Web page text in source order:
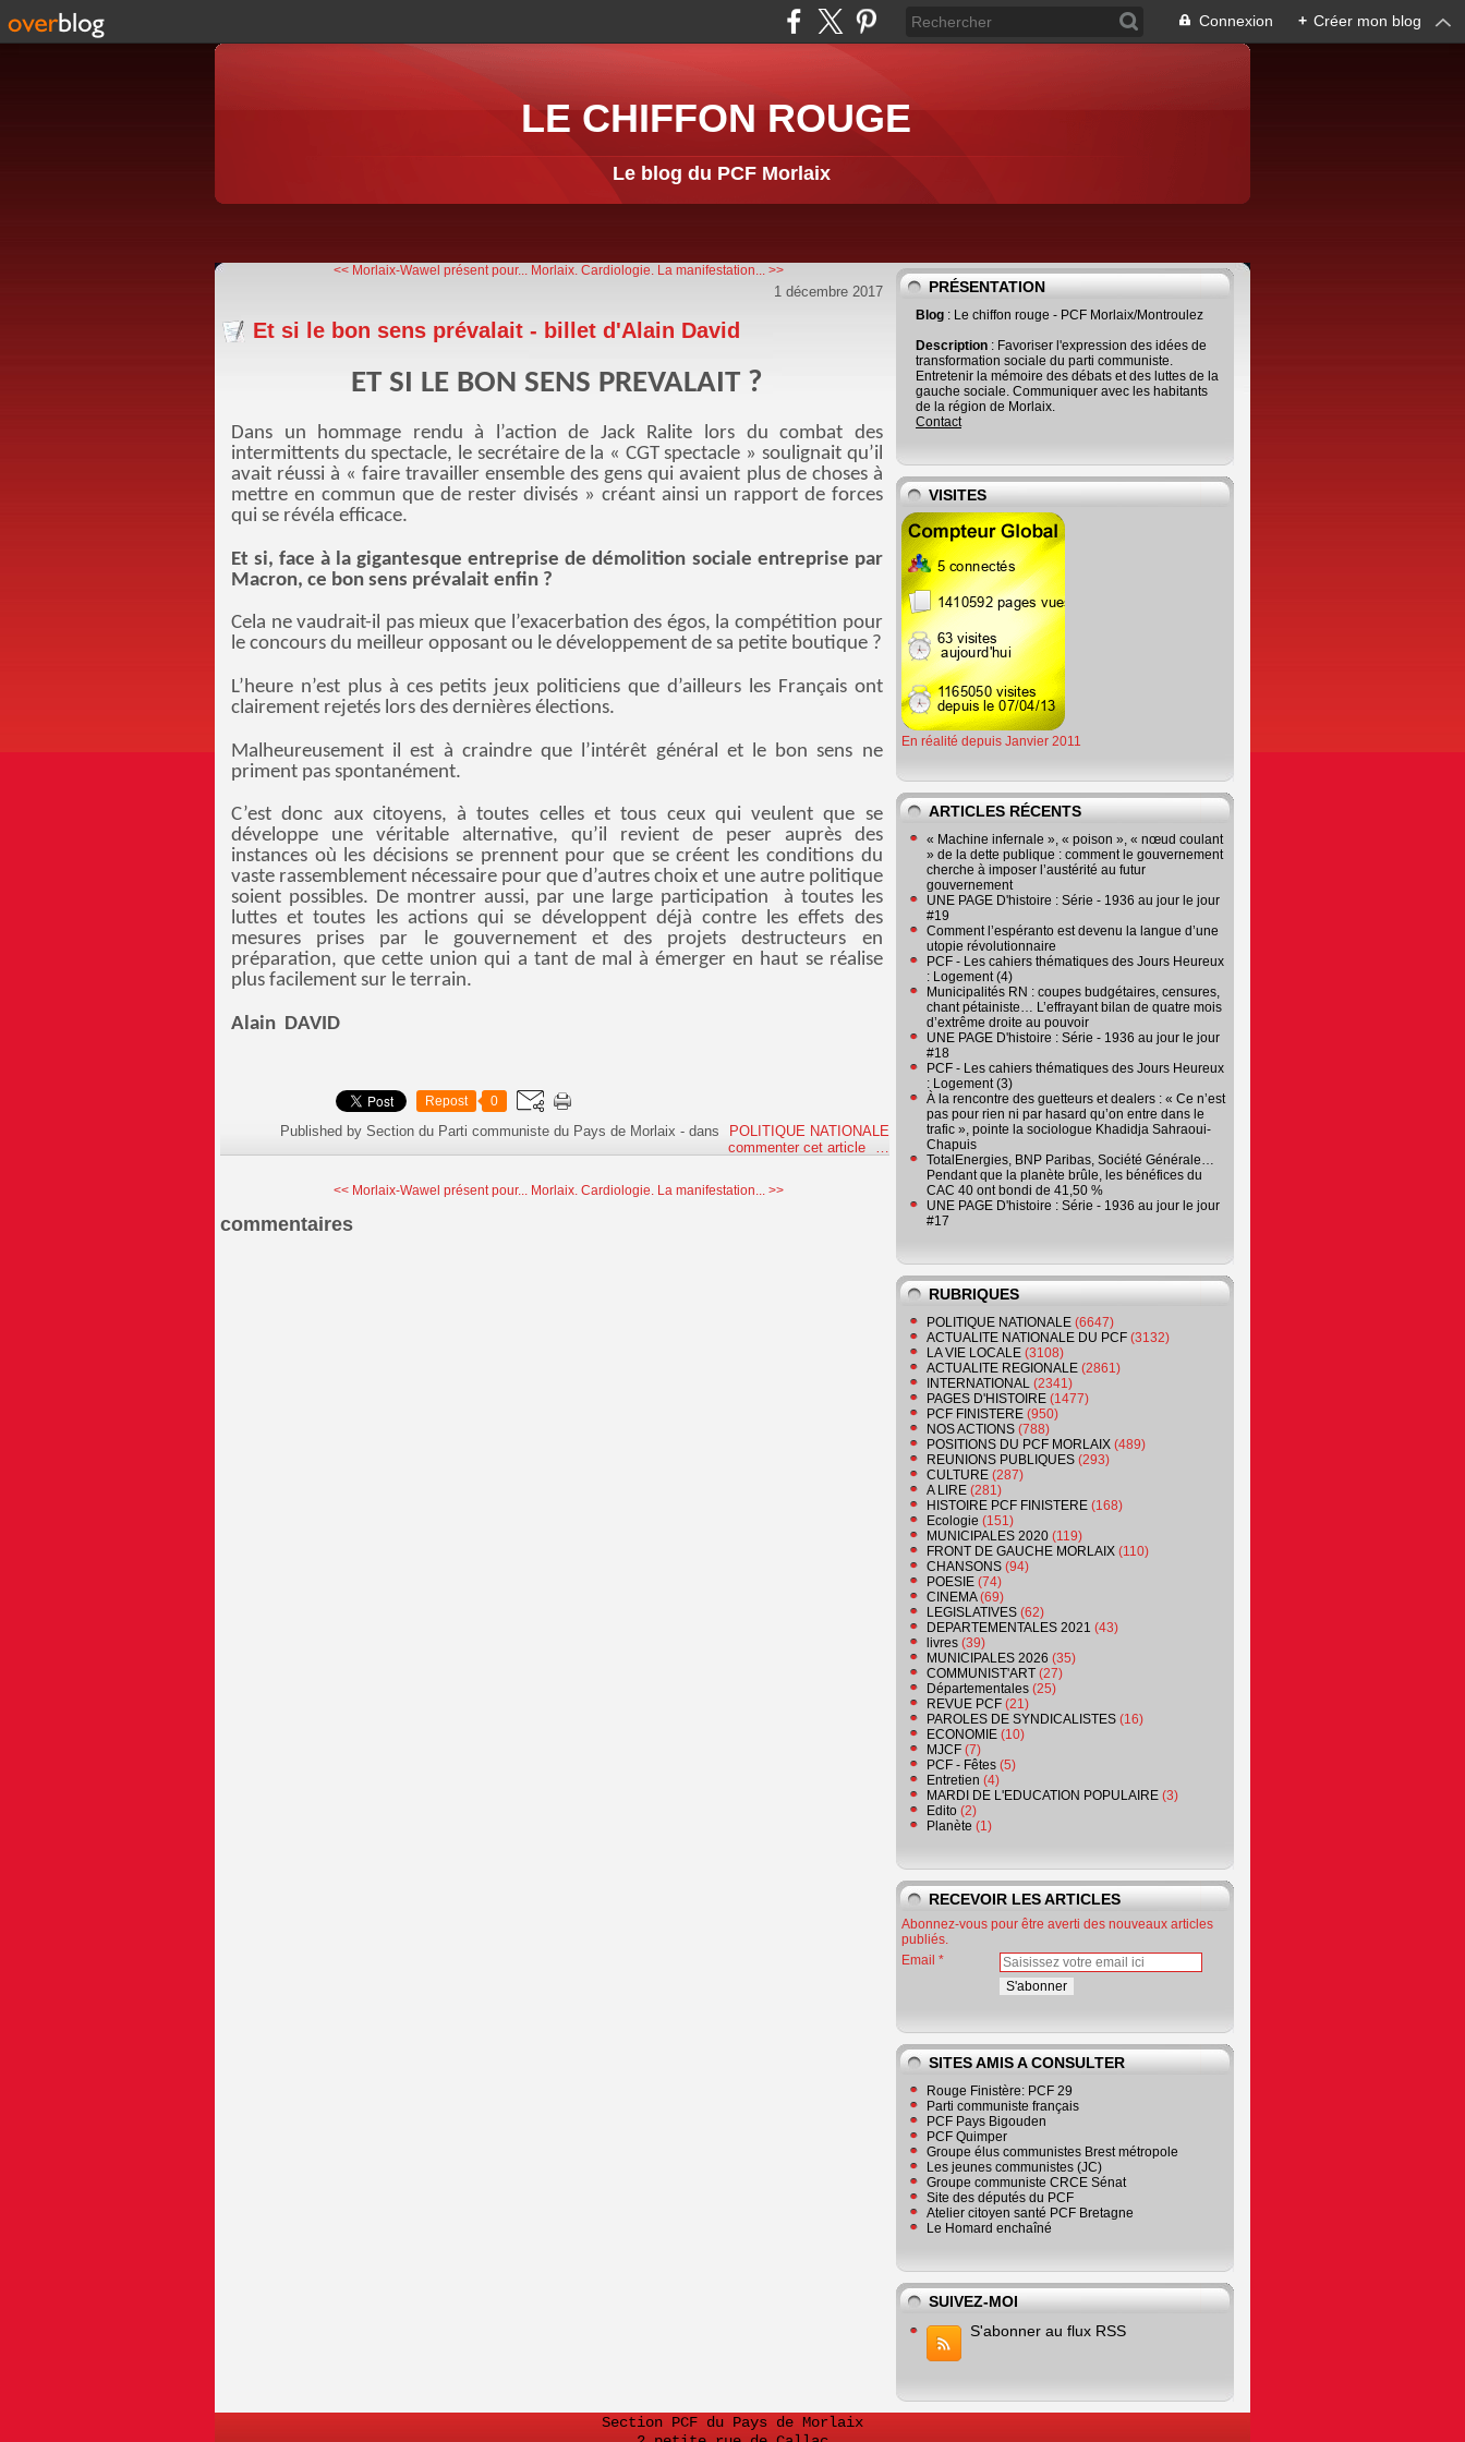
Connexion + Créer mon blog
LE CHIFFON ROUGE
Le blog du PCF Morlaix
<< Morlaix-Wawel présent pour... Morlaix. Cardiologie. La manifestation... >>
1 décembre 2017
Et si le bon sens prévalait - billet d'Alain David
ET SI LE BON SENS PREVALAIT ?
Dans un hommage rendu à l’action de Jack Ralite lors du combat des
intermittents du spectacle, le secrétaire de la « CGT spectacle » soulignait qu’il
avait réussi à « faire travailler ensemble des gens qui avaient plus de choses à
mettre en commun que de rester divisés » créant ainsi un rapport de forces
qui se révéla efficace.
Et si, face à la gigantesque entreprise de démolition sociale entreprise par
Macron, ce bon sens prévalait enfin ?
Cela ne vaudrait-il pas mieux que l’exacerbation des égos, la compétition pour
le concours du meilleur opposant ou le développement de sa petite boutique ?
L’heure n’est plus à ces petits jeux politiciens que d’ailleurs les Français ont
clairement rejetés lors des dernières élections.
Malheureusement il est à craindre que l’intérêt général et le bon sens ne
priment pas spontanément.
C’est donc aux citoyens, à toutes celles et tous ceux qui veulent que se
développe une véritable alternative, qu’il revient de peser auprès des
instances où les décisions se prennent pour que se créent les conditions du
vaste rassemblement nécessaire pour que d’autres choix et une autre politique
soient possibles. De montrer aussi, par une large participation à toutes les
luttes et toutes les actions qui se développent déjà contre les effets des
mesures prises par le gouvernement et des projets destructeurs en
préparation, que cette union qui a tant de mal à émerger en haut se réalise
plus facilement sur le terrain.
Alain DAVID
Repost 0
Published by Section du Parti communiste du Pays de Morlaix -dans
POLITIQUE NATIONALE
commenter cet article
<< Morlaix-Wawel présent pour... Morlaix. Cardiologie. La manifestation... >>
commentaires
PRÉSENTATION
Blog : Le chiffon rouge - PCF Morlaix/Montroulez
Description : Favoriser l'expression des idées de
transformation sociale du parti communiste.
Entretenir la mémoire des débats et des luttes de la
gauche sociale. Communiquer avec les habitants
de la région de Morlaix.
Contact
VISITES
En réalité depuis Janvier 2011
ARTICLES RÉCENTS
« Machine infernale », « poison », « nœud coulant
» de la dette publique : comment le gouvernement
cherche à imposer l’austérité au futur
gouvernement
UNE PAGE D'histoire : Série - 1936 au jour le jour
#19
Comment l’espéranto est devenu la langue d’une
utopie révolutionnaire
PCF - Les cahiers thématiques des Jours Heureux
: Logement (4)
Municipalités RN : coupes budgétaires, censures,
chant pétainiste… L’effrayant bilan de quatre mois
d’extrême droite au pouvoir
UNE PAGE D'histoire : Série - 1936 au jour le jour
#18
PCF - Les cahiers thématiques des Jours Heureux
: Logement (3)
À la rencontre des guetteurs et dealers : « Ce n’est
pas pour rien ni par hasard qu’on entre dans le
trafic », pointe la sociologue Khadidja Sahraoui-
Chapuis
TotalEnergies, BNP Paribas, Société Générale…
Pendant que la planète brûle, les bénéfices du
CAC 40 ont bondi de 41,50 %
UNE PAGE D'histoire : Série - 1936 au jour le jour
#17
RUBRIQUES
POLITIQUE NATIONALE (6647)
ACTUALITE NATIONALE DU PCF (3132)
LA VIE LOCALE (3108)
ACTUALITE REGIONALE (2861)
INTERNATIONAL (2341)
PAGES D'HISTOIRE (1477)
PCF FINISTERE (950)
NOS ACTIONS (788)
POSITIONS DU PCF MORLAIX (489)
REUNIONS PUBLIQUES (293)
CULTURE (287)
A LIRE (281)
HISTOIRE PCF FINISTERE (168)
Ecologie (151)
MUNICIPALES 2020 (119)
FRONT DE GAUCHE MORLAIX (110)
CHANSONS (94)
POESIE (74)
CINEMA(69)
LEGISLATIVES (62)
DEPARTEMENTALES 2021 (43)
livres (39)
MUNICIPALES 2026 (35)
COMMUNIST'ART (27)
Départementales (25)
REVUE PCF (21)
PAROLES DE SYNDICALISTES (16)
ECONOMIE (10)
MJCF (7)
PCF - Fêtes (5)
Entretien (4)
MARDI DE L'EDUCATION POPULAIRE (3)
Edito (2)
Planète (1)
RECEVOIR LES ARTICLES
Abonnez-vous pour être averti des nouveaux articles
publiés.
Email
SITES AMIS A CONSULTER
Rouge Finistère: PCF 29
Parti communiste français
PCF Pays Bigouden
PCF Quimper
Groupe élus communistes Brest métropole
Les jeunes communistes (JC)
Groupe communiste CRCE Sénat
Site des députés du PCF
Atelier citoyen santé PCF Bretagne
Le Homard enchaîné
SUIVEZ-MOI
S'abonner au flux RSS
Section PCF du Pays de Morlaix